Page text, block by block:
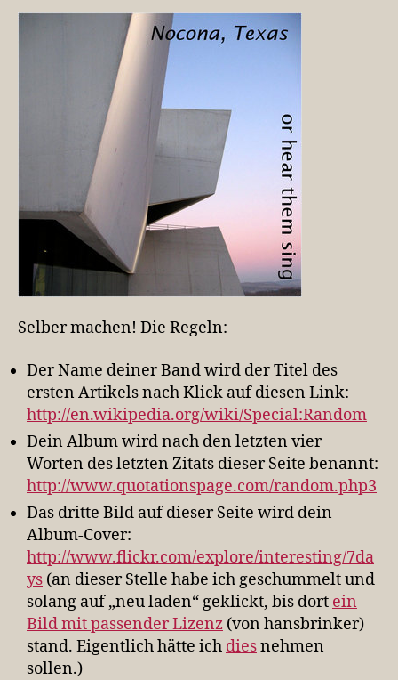
Selber machen! Die Regeln:
Der Name deiner Band wird der Titel des
ersten Artikels nach Klick auf diesen Link:
http://en.wikipedia.org/wiki/Special:Random
Dein Album wird nach den letzten vier
Worten des letzten Zitats dieser Seite benannt:
http://www.quotationspage.com/random.php3
Das dritte Bild auf dieser Seite wird dein
Album-Cover:
http://www.flickr.com/explore/interesting/7da
ys (an dieser Stelle habe ich geschummelt und
solang auf „neu laden“ geklickt, bis dort ein
Bild mit passender Lizenz (von hansbrinker)
stand. Eigentlich hätte ich diesnehmen
sollen.)